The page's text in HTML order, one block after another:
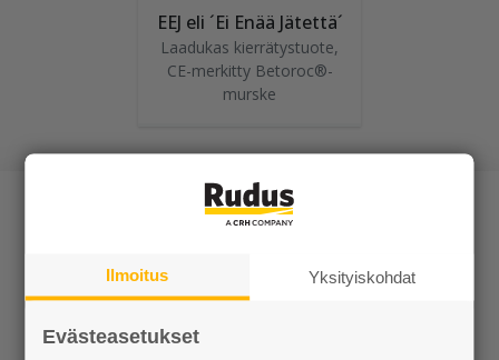
EEJ eli ´Ei Enää Jätettä´
Laadukas kierrätystuote,
CE-merkitty Betoroc®-
murske
Ilmoitus Yksityiskohdat
Evästeasetukset